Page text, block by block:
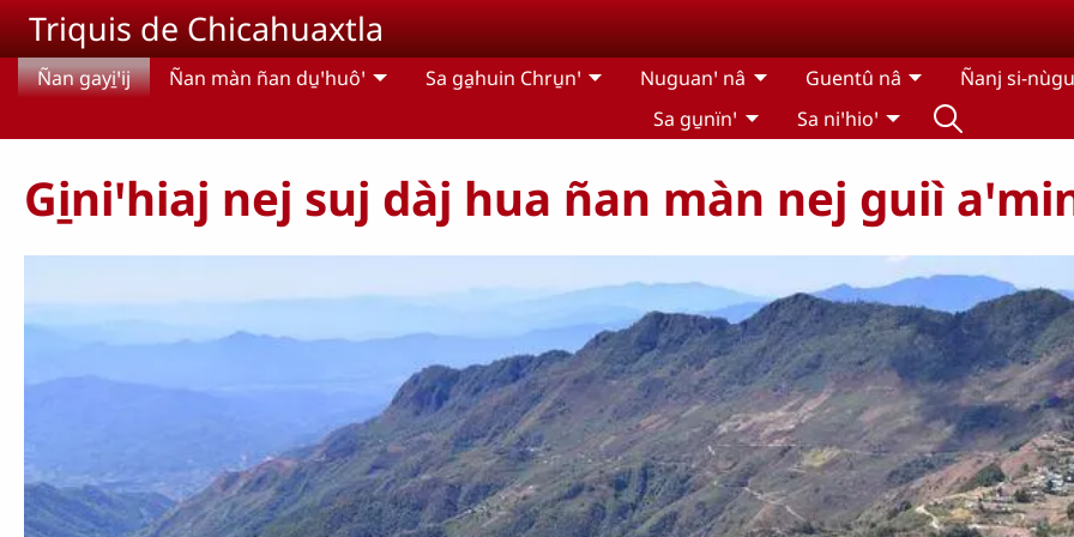
Pasar al contenido principal
Triquis de Chicahuaxtla
Ñan gayi̱ꞌij Ñan màn ñan du̱ꞌhuôꞌ Sa ga̱huin Chru̱nꞌ Nuguanꞌ nâ Guentû nâ Ñanj si-
Sa gu̱nïnꞌ
Sa niꞌhioꞌ
Gi̱niꞌhiaj nej suj dàj hua ñan màn nej guiì